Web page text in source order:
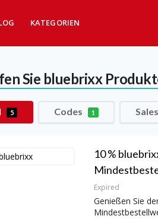
KATEGORIEN
Sie bluebrixx
5 Codes 1 Sales
10 %
Expired
Genießen Sie